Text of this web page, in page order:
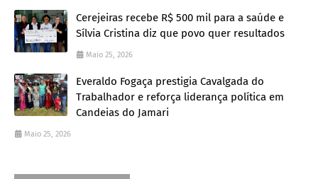
Cerejeiras recebe R$ 500 mil para a saúde e
Sílvia Cristina diz que povo quer resultados
Maio 25, 2026
Everaldo Fogaça prestigia Cavalgada do
Trabalhador e reforça liderança política em
Candeias do Jamari
Maio 25, 2026